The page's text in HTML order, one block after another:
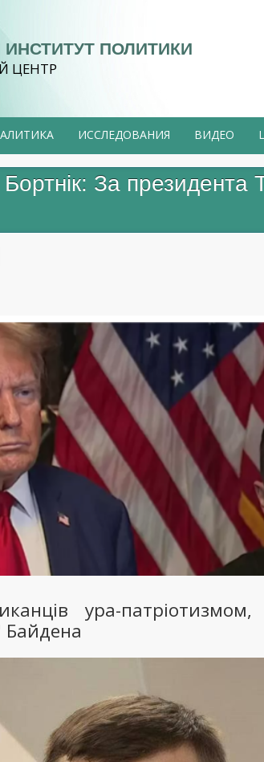
ИНСТИТУТ ПОЛИТИКИ
ЦЕНТР
ИССЛЕДОВАНИЯ ВИДЕО
За президента
ура-
Байдена